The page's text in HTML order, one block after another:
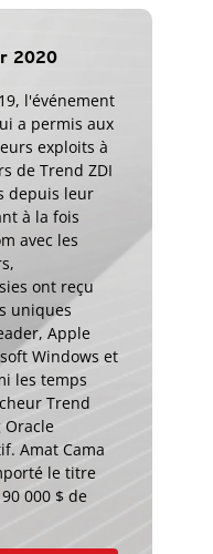
2020
l'événement
a permis aux
exploits à
de Trend ZDI
depuis leur
à la fois
avec les
ont reçu
uniques
Apple
Windows et
les temps
Trend
Oracle
Amat Cama
le titre
000 $ de